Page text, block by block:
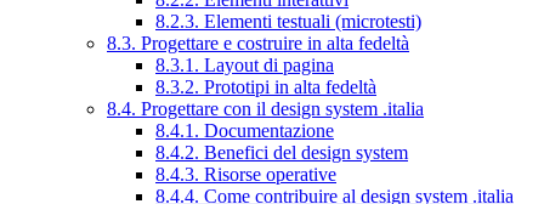
8.2.3. Elementi testuali (microtesti)
8.3. Progettare e costruire in alta fedeltà
8.3.1. Layout di pagina
8.3.2. Prototipi in alta fedeltà
8.4. Progettare con il design system .italia
8.4.1. Documentazione
8.4.2. Benefici del design system
8.4.3. Risorse operative
8.4.4. Come contribuire al design system .italia